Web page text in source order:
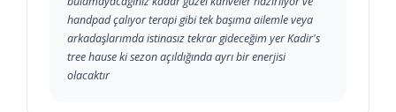
handpad çalıyor terapi gibi tek başıma ailemle veya
arkadaşlarımda istinasız tekrar gideceğim yer Kadir's
tree hause ki sezon açıldığında ayrı bir enerjisi
olacaktır